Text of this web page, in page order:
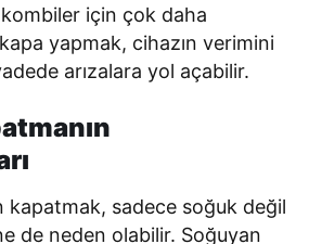
kombiler için çok daha
yapmak, cihazın verimini
arızalara yol açabilir.
kapatmak, sadece soğuk değil
de neden olabilir. Soğuyan